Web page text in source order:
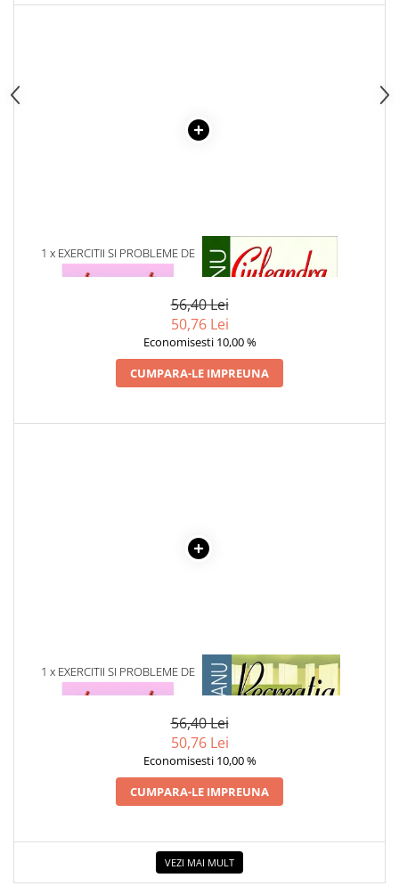
1 x EXERCITII SI PROBLEME DE
MATEMATICA PE PLACUL TAU
1 x CIULEANDRA
56,40 Lei
50,76 Lei
Economisesti 10,00 %
CUMPARA-LE IMPREUNA
1 x EXERCITII SI PROBLEME DE
MATEMATICA PE PLACUL TAU
1 x RECREATIA MARE
56,40 Lei
50,76 Lei
Economisesti 10,00 %
CUMPARA-LE IMPREUNA
VEZI MAI MULT